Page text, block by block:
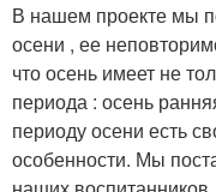
В нашем проекте мы
осени , ее
что осень имеет не
периода : осень
периоду осени есть
особенности. Мы